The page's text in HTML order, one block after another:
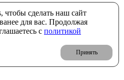
сделать наш сайт
для вас. Продолжая
с политикой
Принять